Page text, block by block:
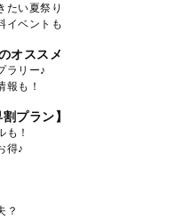
たい夏祭り
イベントも
オススメ
ラリー♪
報も！
プラン】
も！
得♪
？